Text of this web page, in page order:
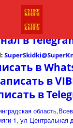
в
в
в
в
1, ул Центральная